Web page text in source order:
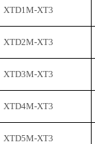
XTD1M-XT3
XTD2M-XT3
XTD3M-XT3
XTD4M-XT3
XTD5M-XT3